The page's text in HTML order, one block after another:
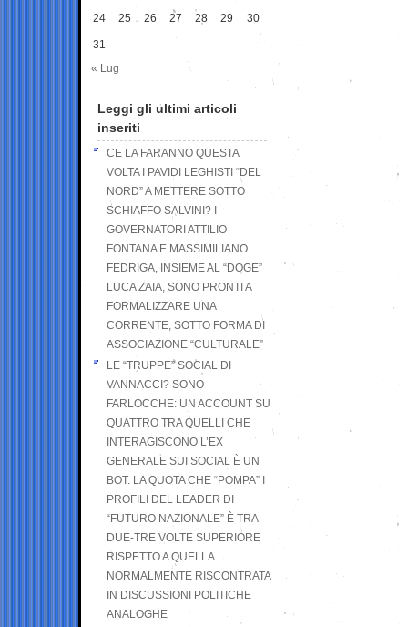
24 25 26 27 28 29 30
31
« Lug
Leggi gli ultimi articoli
inseriti
CE LA FARANNO QUESTA
VOLTA I PAVIDI LEGHISTI “DEL
NORD” A METTERE SOTTO
SCHIAFFO SALVINI? I
GOVERNATORI ATTILIO
FONTANA E MASSIMILIANO
FEDRIGA, INSIEME AL “DOGE”
LUCA ZAIA, SONO PRONTI A
FORMALIZZARE UNA
CORRENTE, SOTTO FORMA DI
ASSOCIAZIONE “CULTURALE”
LE “TRUPPE” SOCIAL DI
VANNACCI? SONO
FARLOCCHE: UN ACCOUNT SU
QUATTRO TRA QUELLI CHE
INTERAGISCONO L’EX
GENERALE SUI SOCIAL È UN
BOT. LA QUOTA CHE “POMPA” I
PROFILI DEL LEADER DI
“FUTURO NAZIONALE” È TRA
DUE-TRE VOLTE SUPERIORE
RISPETTO A QUELLA
NORMALMENTE RISCONTRATA
IN DISCUSSIONI POLITICHE
ANALOGHE